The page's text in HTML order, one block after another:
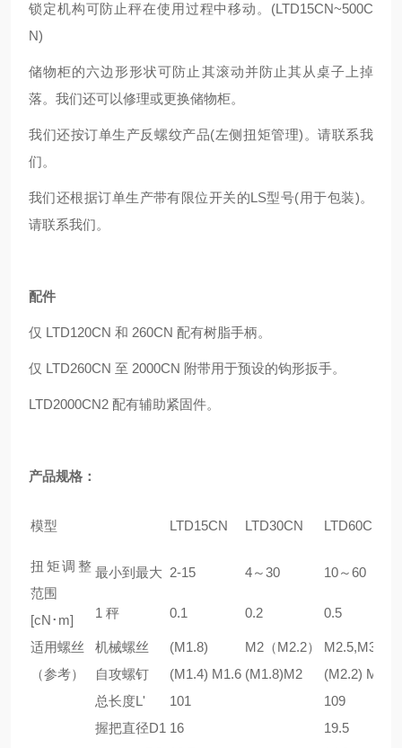
锁定机构可防止秤在使用过程中移动。(LTD15CN~500C
N)
储物柜的六边形形状可防止其滚动并防止其从桌子上掉
落。我们还可以修理或更换储物柜。
我们还按订单生产反螺纹产品(左侧扭矩管理)。请联系我
们。
我们还根据订单生产带有限位开关的LS型号(用于包装)。
请联系我们。
配件
仅 LTD120CN 和 260CN 配有树脂手柄。
仅 LTD260CN 至 2000CN 附带用于预设的钩形扳手。
LTD2000CN2 配有辅助紧固件。
产品规格：
模型 LTD15CN LTD30CN LTD60CN
扭矩调整
范围
[cN･m]
最小到最大 2-15 4～30 10～60
1 秤 0.1 0.2 0.5
适用螺丝
（参考）
机械螺丝 (M1.8) M2（M2.2） M2.5,M3
自攻螺钉
(M1.4) M1.6 (M1.8)M2 (M2.2) M2.5
总长度L' 101 109
握把直径D1 16 19.5